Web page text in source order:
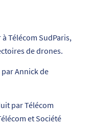
Télécom SudParis,
de drones.
Annick de
par Télécom
et Société